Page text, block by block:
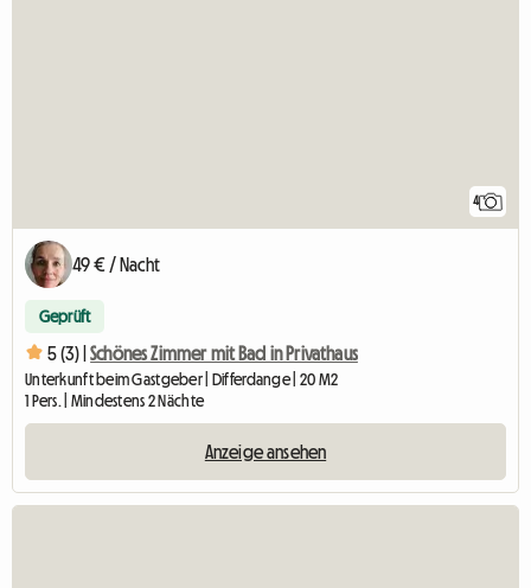
4
49 € / Nacht
Geprüft
5 (3) | Schönes Zimmer mit Bad in Privathaus
Unterkunft beim Gastgeber | Differdange | 20 M2
1 Pers. | Mindestens 2 Nächte
Anzeige ansehen